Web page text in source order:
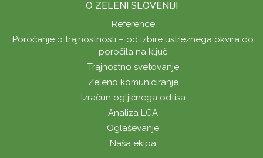
O ZELENI SLOVENIJI
Reference
Poročanje o trajnostnosti – od izbire ustreznega okvira do
poročila na ključ
Trajnostno svetovanje
Zeleno komuniciranje
Izračun ogljičnega odtisa
Analiza LCA
Oglaševanje
Naša ekipa